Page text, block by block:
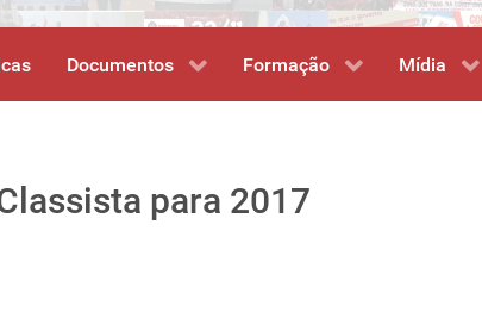
Documentos Formação Mídia
para 2017